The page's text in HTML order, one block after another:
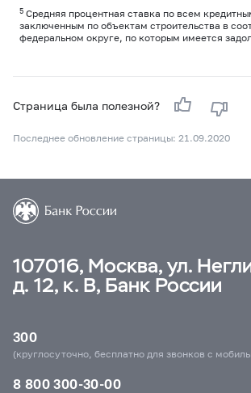
5 Средняя процентная ставка по всем
заключенным по объектам строительства в
федеральном округе, по которым имеется
Страница была полезной?
Последнее обновление страницы: 21.09.2020
107016, Москва, ул.
д. 12, к. В, Банк России
300
(круглосуточно, бесплатно для звонков с
8 800 300-30-00